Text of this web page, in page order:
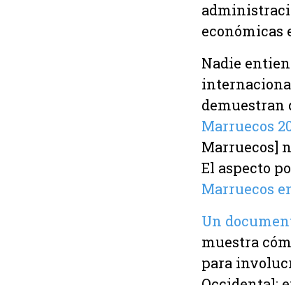
económicas
Nadie
demuestran
Marruecos
Marruecos]
El aspecto
Marruecos
Un
muestra
para